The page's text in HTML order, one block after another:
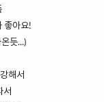
좋아요!
듯...)
해서
서